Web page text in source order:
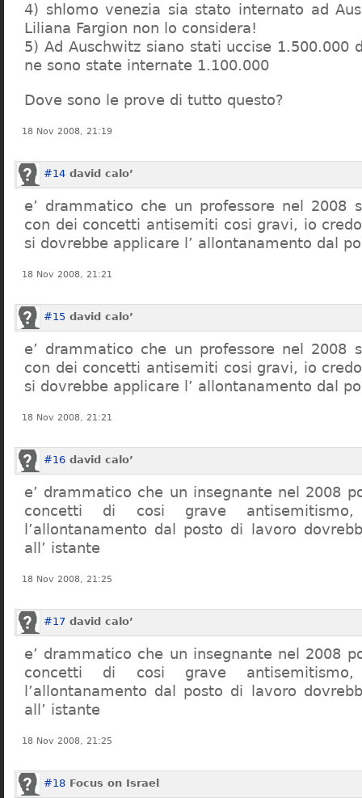
4) shlomo venezia sia stato internato ad
Liliana Fargion non lo considera!
5) Ad Auschwitz siano stati uccise 1.500.000
ne sono state internate 1.100.000
Dove sono le prove di tutto questo?
18 Nov 2008, 21:19
#14 david calo’
e’ drammatico che un professore nel 2008
con dei concetti antisemiti cosi gravi, io
si dovrebbe applicare l’ allontanamento dal
18 Nov 2008, 21:21
#15 david calo’
e’ drammatico che un professore nel 2008
con dei concetti antisemiti cosi gravi, io
si dovrebbe applicare l’ allontanamento dal
18 Nov 2008, 21:21
#16 david calo’
e’ drammatico che un insegnante nel 2008
concetti di cosi grave
l’allontanamento dal posto di lavoro
all’ istante
18 Nov 2008, 21:25
#17 david calo’
e’ drammatico che un insegnante nel 2008
concetti di cosi grave
l’allontanamento dal posto di lavoro
all’ istante
18 Nov 2008, 21:25
#18 Focus on Israel